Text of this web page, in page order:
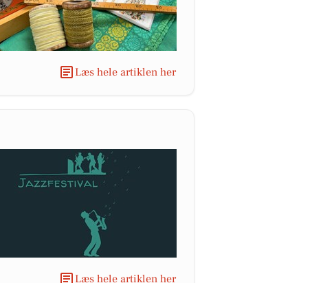
Læs hele artiklen her
Læs hele artiklen her